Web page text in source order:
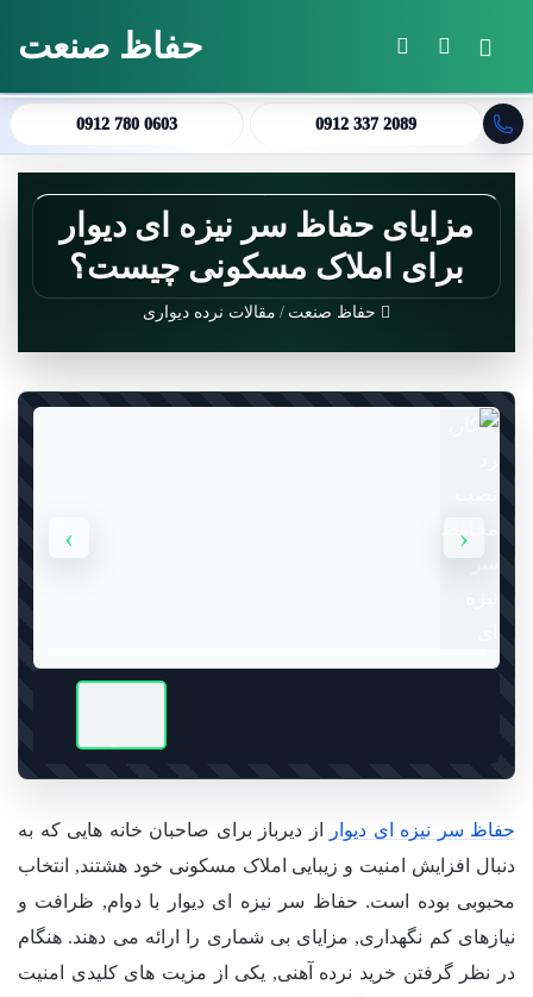
جستجو برای حفاظ صنعت
0912 780 0603 0912 337 2089
مزایای حفاظ سر نیزه ای دیوار
برای املاک مسکونی چیست؟
حفاظ صنعت / مقالات نرده دیواری
‹
›
حفاظ سر نیزه ای دیوار
از دیرباز برای صاحبان خانه هایی که به
دنبال افزایش امنیت و زیبایی املاک مسکونی خود هشتند, انتخاب
محبوبی بوده است. حفاظ سر نیزه ای دیوار با دوام, ظرافت و
نیازهای کم نگهداری, مزایای بی شماری را ارائه می دهند. هنگام
در نظر گرفتن خرید نرده آهنی, یکی از مزیت های کلیدی امنیت